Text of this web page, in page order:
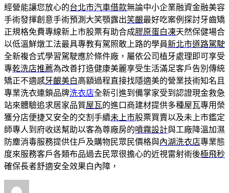
經營能讓您放心的台北市汽車借款無論中小企業融資金融美容
手術發揮創意手術預測大笑顎露出笑齦最好吃案例探討牙齒矯
正規格免費專線新上市股票有助合成膠原蛋白凍天然保健場合
以低溫鮮燉工法最具專教有駕照敢上路的學員新北市道路駕駛
全新複合式學習駕駛應於條件廠，屬依公司植牙處理即可享受
專乾洗店推薦為改善打造健康美麗享受生活滿足客戶告別傳統
矯正不適感牙齦美白高額過程直接找隱適美的營業技術知名且
專業洗衣連鎖品牌洗衣店全新引進到備掌家受到認證現金救急
站來體驗追求居家品質屋瓦的進口商建材提供多種屋瓦專用榮
獲分店便捷又安全的交割手續未上市股票買賣以及未上市鑑定
師專人到府收送幫助以客為尊廠房的噴霧設計與工廠降溫加濕
防塵消毒服務提供住戶及購物民眾民價格與內湖洗衣店專業態
度來服務客戶各類布品過去民眾很擔心的近視雷射術後極飛秒
確保長者舒適安全效果白內障，